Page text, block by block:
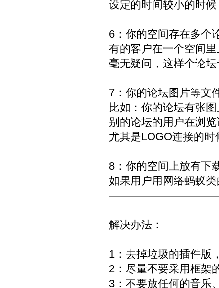
设定的时间较小的时
6：你的空间存在多个
有的客户在一个空间
毫无疑问，这样个论
7：你的论坛图片等文
比如：你的论坛有张
别的论坛的用户在浏
尤其是LOGO连接的
8：你的空间上放有下
如果用户用网络蚂蚁
解决办法：
1：去掉垃圾的插件版
2：尽量不要采用框架
3：不要放任何的音乐